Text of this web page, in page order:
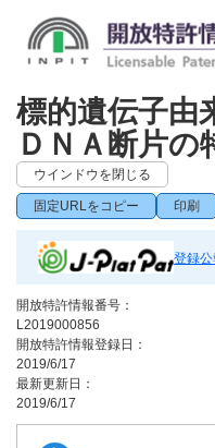
標的遺伝子由
ＤＮＡ断片の
ウインドウを閉じる
固定URLをコピー 印刷
登録
開放特許情報番号：
L2019000856
開放特許情報登録日：
2019/6/17
最新更新日：
2019/6/17